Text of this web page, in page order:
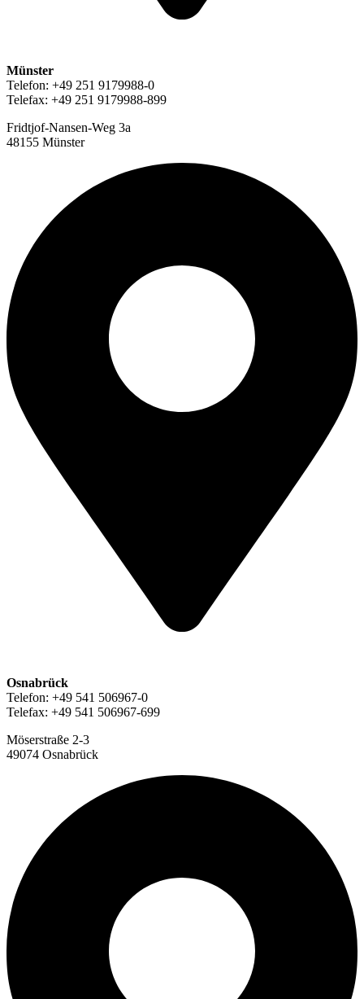
Münster
Telefon: +49 251 9179988-0
Telefax: +49 251 9179988-899
Fridtjof-Nansen-Weg 3a
48155 Münster
Osnabrück
Telefon: +49 541 506967-0
Telefax: +49 541 506967-699
Möserstraße 2-3
49074 Osnabrück